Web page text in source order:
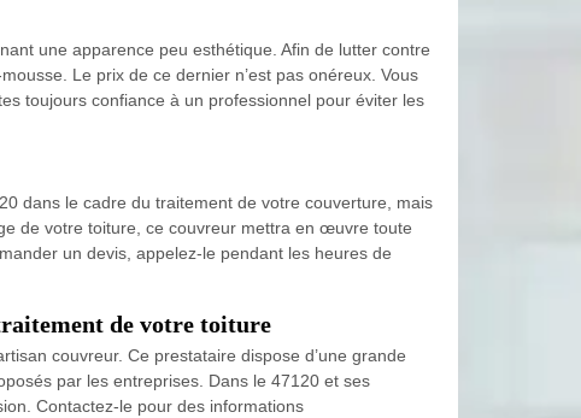
une apparence peu esthétique. Afin de lutter contre
Le prix de ce dernier n’est pas onéreux. Vous
toujours confiance à un professionnel pour éviter les
dans le cadre du traitement de votre couverture, mais
de votre toiture, ce couvreur mettra en œuvre toute
un devis, appelez-le pendant les heures de
de votre toiture
couvreur. Ce prestataire dispose d’une grande
par les entreprises. Dans le 47120 et ses
Contactez-le pour des informations